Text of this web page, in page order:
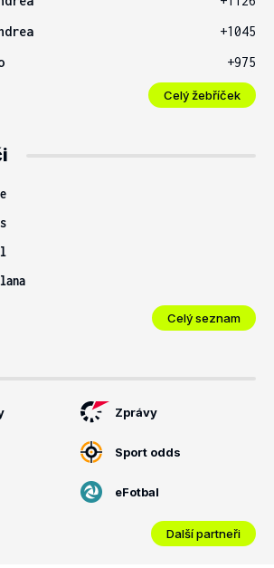
+1045
+975
Celý žebříček
Celý seznam
Zprávy
Sport odds
eFotbal
Další partneři